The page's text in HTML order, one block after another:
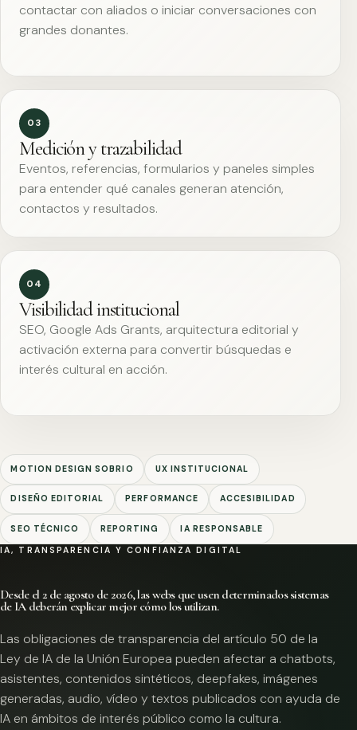
contactar con aliados o iniciar conversaciones con
grandes donantes.
03
Medición y trazabilidad
Eventos, referencias, formularios y paneles simples
para entender qué canales generan atención,
contactos y resultados.
04
Visibilidad institucional
SEO, Google Ads Grants, arquitectura editorial y
activación externa para convertir búsquedas e
interés cultural en acción.
MOTION DESIGN SOBRIO UX INSTITUCIONAL
DISEÑO EDITORIAL PERFORMANCE ACCESIBILIDAD
SEO TÉCNICO REPORTING IA RESPONSABLE
IA, TRANSPARENCIA Y CONFIANZA DIGITAL
Desde el 2 de agosto de 2026, las webs que usen determinados sistemas
de IA deberán explicar mejor cómo los utilizan.
Las obligaciones de transparencia del artículo 50 de la
Ley de IA de la Unión Europea pueden afectar a chatbots,
asistentes, contenidos sintéticos, deepfakes, imágenes
generadas, audio, vídeo y textos publicados con ayuda de
IA en ámbitos de interés público como la cultura.